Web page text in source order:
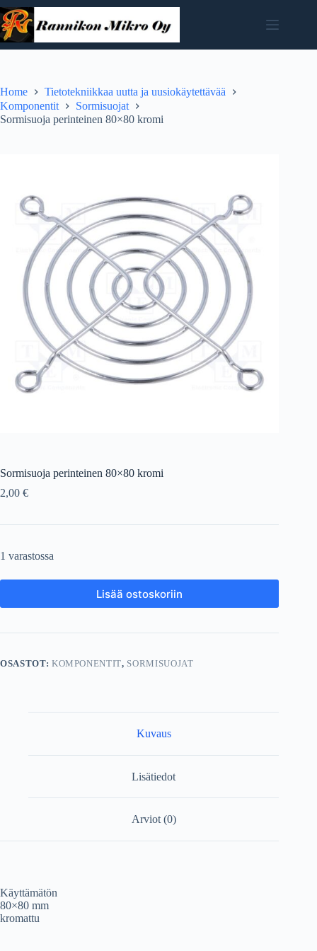
Skip
to
content
Home
Tietotekniikkaa uutta ja uusiokäytettävää
Komponentit
Sormisuojat
Sormisuoja perinteinen 80×80 kromi
Sormisuoja perinteinen 80×80 kromi
2,00 €
1 varastossa
Lisää ostoskoriin
OSASTOT: KOMPONENTIT, SORMISUOJAT
Kuvaus
Lisätiedot
Arviot (0)
Käyttämätön
80×80 mm
kromattu